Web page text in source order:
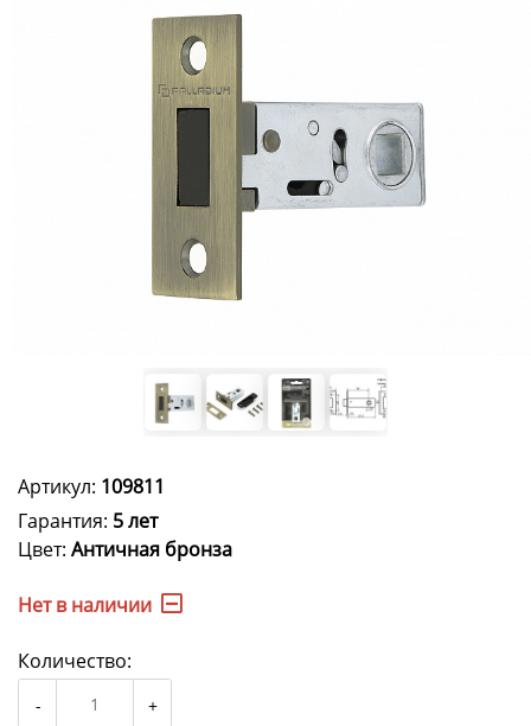
Артикул: 109811
Гарантия: 5 лет
Цвет: Античная бронза
Нет в наличии
Количество: